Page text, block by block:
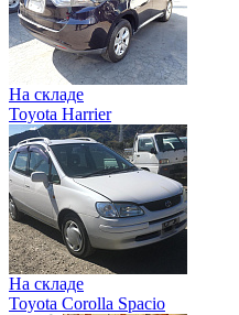
На складе
Toyota Harrier
На складе
Toyota Corolla Spacio